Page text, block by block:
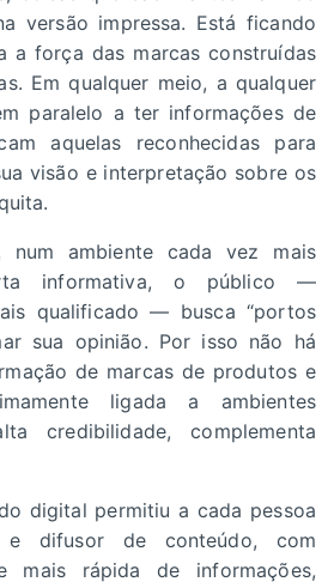
versão impressa. Está ficando
a força das marcas construídas
Em qualquer meio, a qualquer
paralelo a ter informações de
aquelas reconhecidas para
visão e interpretação sobre os
num ambiente cada vez mais
informativa, o público —
qualificado — busca “portos
sua opinião. Por isso não há
de marcas de produtos e
ligada a ambientes
credibilidade, complementa
digital permitiu a cada pessoa
difusor de conteúdo, com
mais rápida de informações,